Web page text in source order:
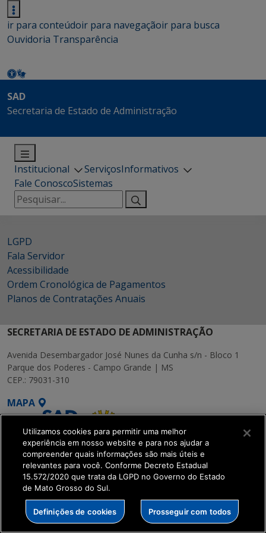
ir para conteúdoir para navegaçãoir para busca
Ouvidoria Transparência
SAD
Secretaria de Estado de Administração
Institucional ServiçosInformativos
Fale ConoscoSistemas
Pesquisar
por:
LGPD
Fala Servidor
Acessibilidade
Ordem Cronológica de Pagamentos
Planos de Contratações Anuais
SECRETARIA DE ESTADO DE ADMINISTRAÇÃO
Avenida Desembargador José Nunes da Cunha s/n - Bloco 1
Parque dos Poderes - Campo Grande | MS
CEP.: 79031-310
MAPA
SETDIG | Secretaria-
Executiva de
Transformação Digital
Utilizamos cookies para permitir uma melhor
experiência em nosso website e para nos ajudar a
compreender quais informações são mais úteis e
relevantes para você. Conforme Decreto Estadual
15.572/2020 que trata da LGPD no Governo do Estado
de Mato Grosso do Sul.
Definições de cookies Prosseguir com todos